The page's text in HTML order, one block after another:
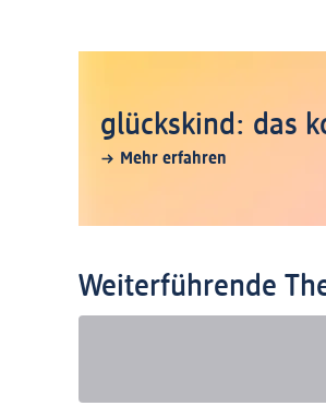
glückskind: das
Mehr erfahren
Weiterführende